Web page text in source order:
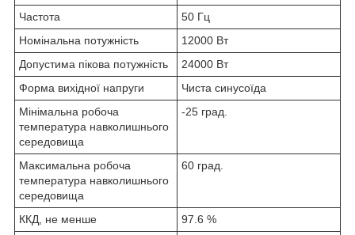
Частота
50 Гц
Номінальна потужність
12000 Вт
Допустима пікова потужність
24000 Вт
Форма вихідної напруги
Чиста синусоїда
Мінімальна робоча
температура навколишнього
середовища
-25 град.
Максимальна робоча
температура навколишнього
середовища
60 град.
ККД, не менше
97.6 %